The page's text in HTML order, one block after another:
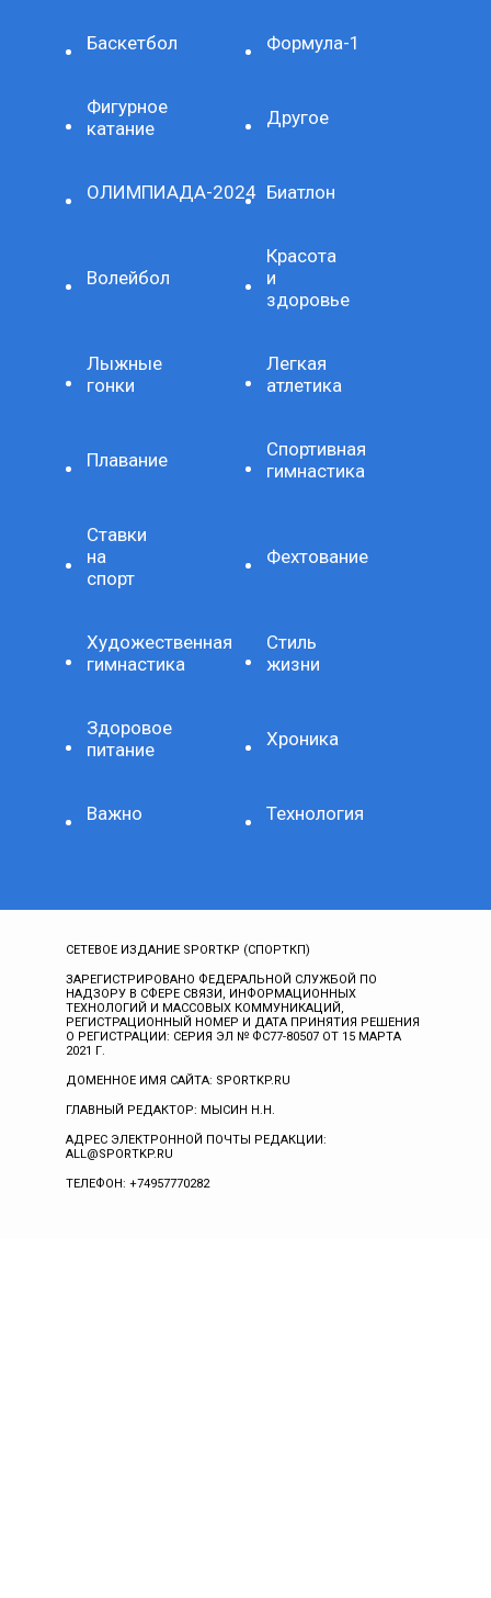
Баскетбол Формула-1
Фигурное
катание
Другое
ОЛИМПИАДА-2024 Биатлон
Волейбол
Красота
и
здоровье
Лыжные
гонки
Легкая
атлетика
Плавание
Спортивная
гимнастика
Ставки
на
спорт
Фехтование
Художественная
гимнастика
Стиль
жизни
Здоровое
питание
Хроника
Важно Технология
СЕТЕВОЕ ИЗДАНИЕ SPORTKP (СПОРТКП)
ЗАРЕГИСТРИРОВАНО ФЕДЕРАЛЬНОЙ СЛУЖБОЙ ПО
НАДЗОРУ В СФЕРЕ СВЯЗИ, ИНФОРМАЦИОННЫХ
ТЕХНОЛОГИЙ И МАССОВЫХ КОММУНИКАЦИЙ,
РЕГИСТРАЦИОННЫЙ НОМЕР И ДАТА ПРИНЯТИЯ РЕШЕНИЯ
О РЕГИСТРАЦИИ: СЕРИЯ ЭЛ № ФС77-80507 ОТ 15 МАРТА
2021 Г.
ДОМЕННОЕ ИМЯ САЙТА: SPORTKP.RU
ГЛАВНЫЙ РЕДАКТОР: МЫСИН Н.Н.
АДРЕС ЭЛЕКТРОННОЙ ПОЧТЫ РЕДАКЦИИ:
ALL@SPORTKP.RU
ТЕЛЕФОН: +74957770282